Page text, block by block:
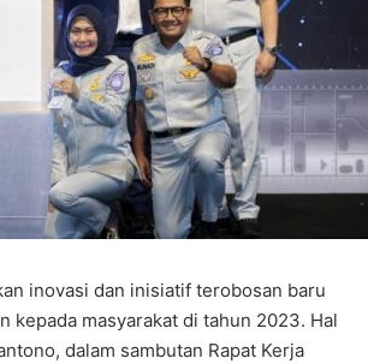
inovasi dan inisiatif terobosan baru
kepada masyarakat di tahun 2023. Hal
dalam sambutan Rapat Kerja